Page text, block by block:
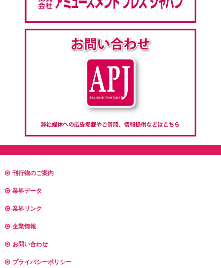
刊行物のご案内
業界データ
業界リンク
企業情報
お問い合わせ
プライバシーポリシー